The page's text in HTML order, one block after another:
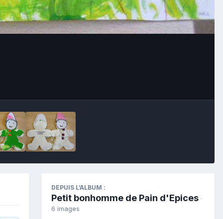
DEPUIS L’ALBUM :
Petit bonhomme de Pain d'Epices ·
6 images